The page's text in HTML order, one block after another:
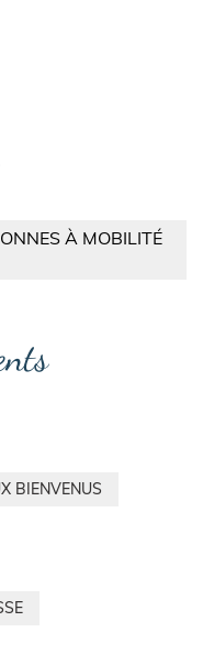
À MOBILITÉ
BIENVENUS